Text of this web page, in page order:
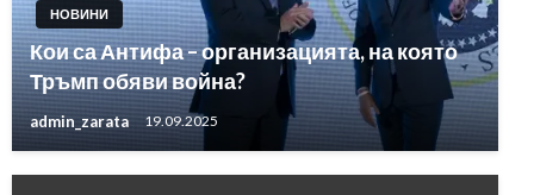
НОВИНИ
Кои са Антифа – организацията, на която
Тръмп обяви война?
admin_zarata 19.09.2025